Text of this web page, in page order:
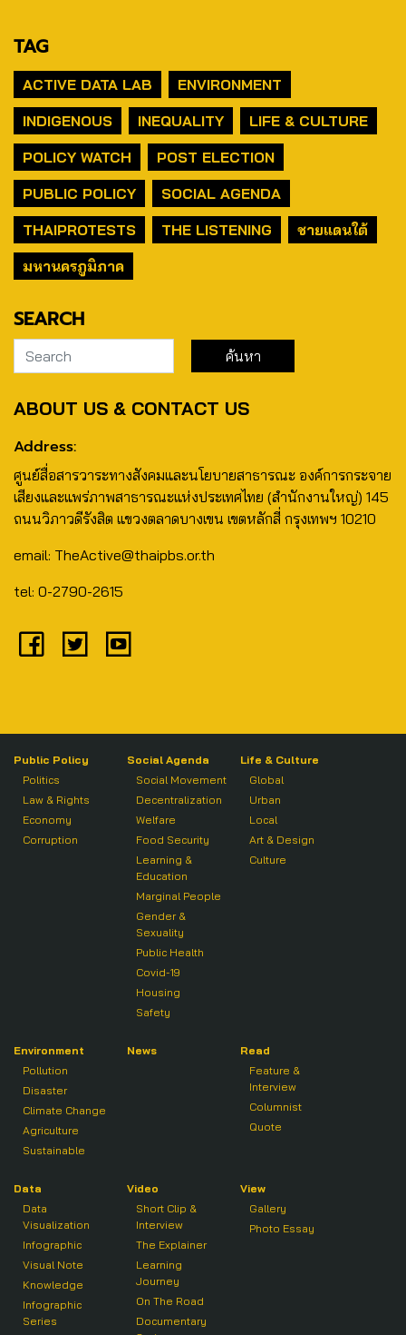
TAG
ACTIVE DATA LAB
ENVIRONMENT
INDIGENOUS
INEQUALITY
LIFE & CULTURE
POLICY WATCH
POST ELECTION
PUBLIC POLICY
SOCIAL AGENDA
THAIPROTESTS
THE LISTENING
ชายแดนใต้
มหานครภูมิภาค
SEARCH
ABOUT US & CONTACT US
Address:
ศูนย์สื่อสารวาระทางสังคมและนโยบายสาธารณะ องค์การกระจาย
เสียงและแพร่ภาพสาธารณะแห่งประเทศไทย (สำนักงานใหญ่) 145
ถนนวิภาวดีรังสิต แขวงตลาดบางเขน เขตหลักสี่ กรุงเทพฯ 10210
email: TheActive@thaipbs.or.th
tel: 0-2790-2615
Public Policy
Politics
Law & Rights
Economy
Corruption
Social Agenda
Social Movement
Decentralization
Welfare
Food Security
Learning &
Education
Marginal People
Gender &
Sexuality
Public Health
Covid-19
Housing
Safety
Life & Culture
Global
Urban
Local
Art & Design
Culture
Environment
Pollution
Disaster
Climate Change
Agriculture
Sustainable
News
Read
Feature &
Interview
Columnist
Quote
Data
Data
Visualization
Infographic
Visual Note
Knowledge
Infographic
Series
Video
Short Clip &
Interview
The Explainer
Learning
Journey
On The Road
Documentary
View
Gallery
Photo Essay